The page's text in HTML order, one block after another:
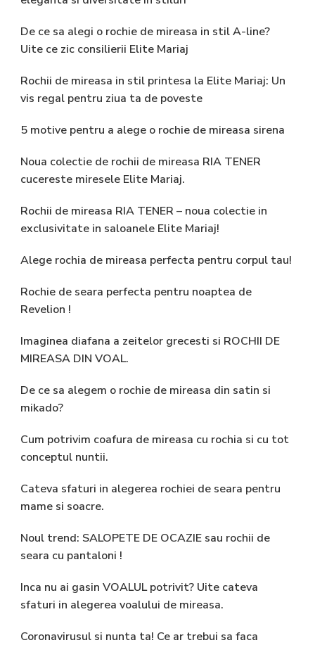
De ce sa alegi o rochie de mireasa in stil A-line?
Uite ce zic consilierii Elite Mariaj
Rochii de mireasa in stil printesa la Elite Mariaj: Un
vis regal pentru ziua ta de poveste
5 motive pentru a alege o rochie de mireasa sirena
Noua colectie de rochii de mireasa RIA TENER
cucereste miresele Elite Mariaj.
Rochii de mireasa RIA TENER – noua colectie in
exclusivitate in saloanele Elite Mariaj!
Alege rochia de mireasa perfecta pentru corpul tau!
Rochie de seara perfecta pentru noaptea de
Revelion !
Imaginea diafana a zeitelor grecesti si ROCHII DE
MIREASA DIN VOAL.
De ce sa alegem o rochie de mireasa din satin si
mikado?
Cum potrivim coafura de mireasa cu rochia si cu tot
conceptul nuntii.
Cateva sfaturi in alegerea rochiei de seara pentru
mame si soacre.
Noul trend: SALOPETE DE OCAZIE sau rochii de
seara cu pantaloni !
Inca nu ai gasin VOALUL potrivit? Uite cateva
sfaturi in alegerea voalului de mireasa.
Coronavirusul si nunta ta! Ce ar trebui sa faca